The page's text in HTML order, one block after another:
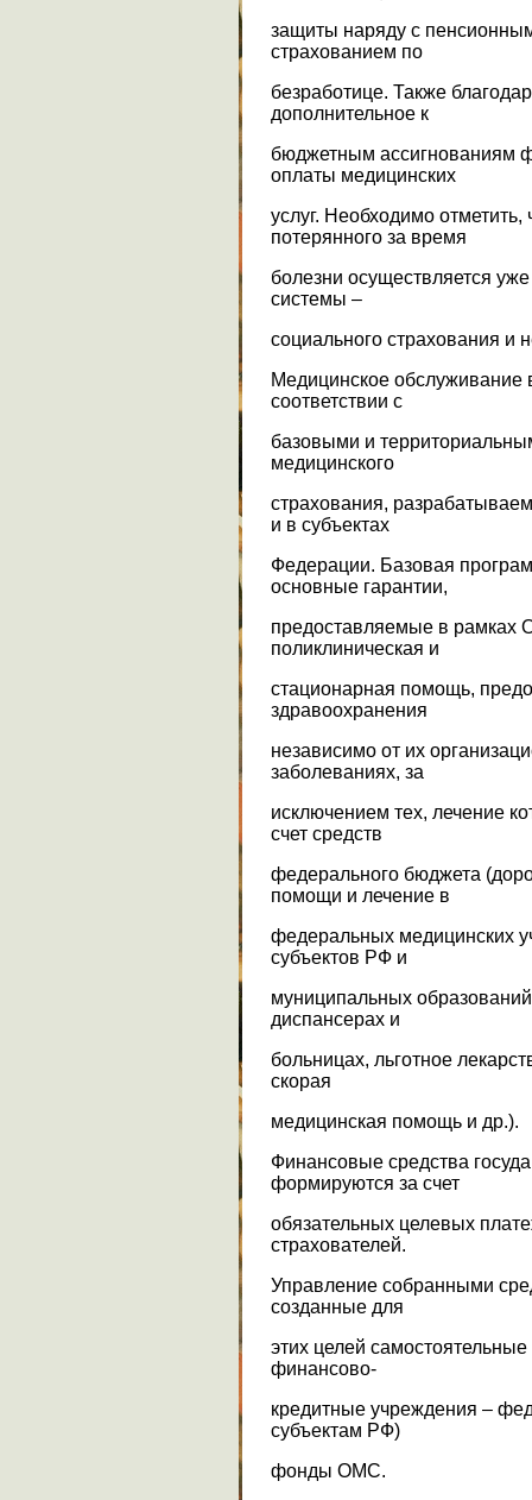
защиты наряду с
страхованием по
безработице. Также
дополнительное к
бюджетным ассигнованиям
оплаты медицинских
услуг. Необходимо
потерянного за время
болезни осуществляется
системы –
социального страхования
Медицинское
соответствии с
базовыми и
медицинского
страхования,
и в субъектах
Федерации. Базовая
основные гарантии,
предоставляемые в рамках
поликлиническая и
стационарная помощь,
здравоохранения
независимо от их
заболеваниях, за
исключением тех, лечение
счет средств
федерального бюджета
помощи и лечение в
федеральных медицинских
субъектов РФ и
муниципальных
диспансерах и
больницах, льготное
скорая
медицинская помощь и др.).
Финансовые средства
формируются за счет
обязательных целевых
страхователей.
Управление собранными
созданные для
этих целей
финансово-
кредитные учреждения –
субъектам РФ)
фонды ОМС.